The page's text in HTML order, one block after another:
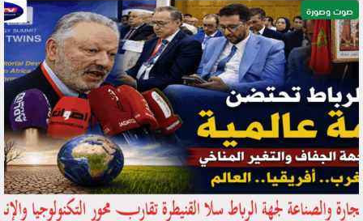
صوت وصورة